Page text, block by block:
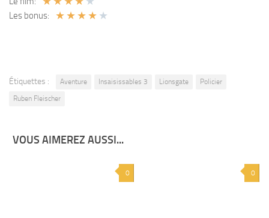
Les bonus: ★★★★ ★
Étiquettes : Aventure Insaisissables 3 Lionsgate
Policier
Ruben Fleischer
VOUS AIMEREZ AUSSI...
0 0